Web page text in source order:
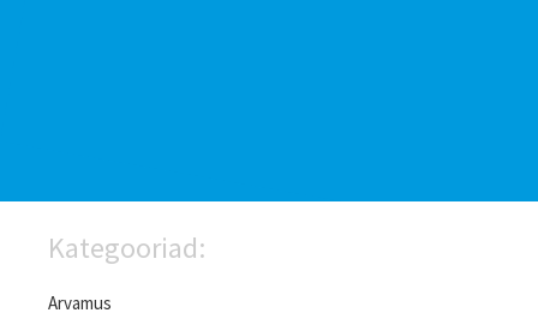
Kategooriad:
Arvamus